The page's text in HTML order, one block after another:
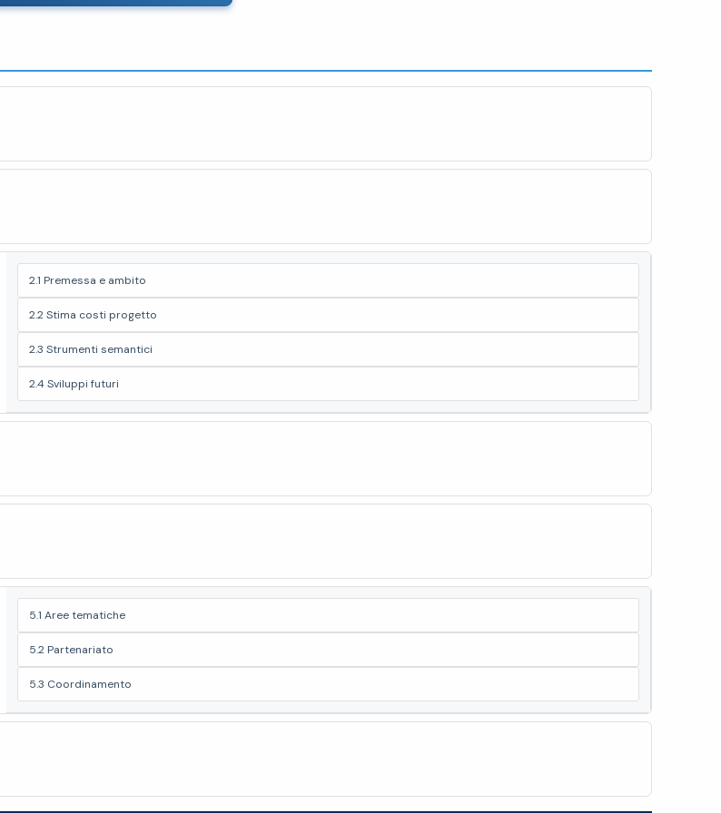
2.1 Premessa e ambito
2.2 Stima costi progetto
2.3 Strumenti semantici
2.4 Sviluppi futuri
5.1 Aree tematiche
5.2 Partenariato
5.3 Coordinamento